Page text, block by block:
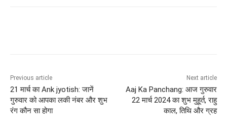
Previous article
21 मार्च का Ank jyotish: जानें
गुरुवार को आपका लकी नंबर और शुभ
रंग कौन सा होगा
Next article
Aaj Ka Panchang: आज गुरुवार
22 मार्च 2024 का शुभ मुहूर्त, राहु
काल, तिथि और ग्रह